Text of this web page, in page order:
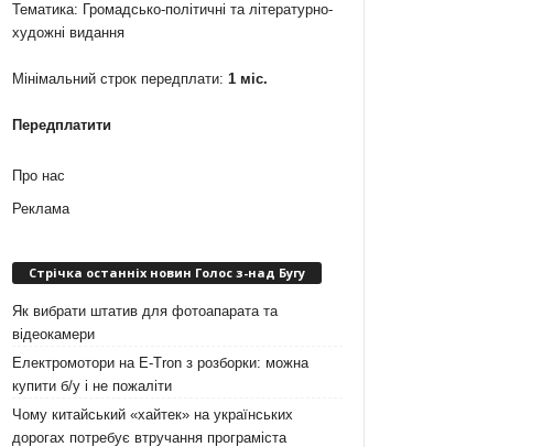
Тематика: Громадсько-політичні та літературно-
художні видання
Мінімальний строк передплати: 1 міс.
Передплатити
Про нас
Реклама
Стрічка останніх новин Голос з-над Бугу
Як вибрати штатив для фотоапарата та
відеокамери
Електромотори на E-Tron з розборки: можна
купити б/у і не пожаліти
Чому китайський «хайтек» на українських
дорогах потребує втручання програміста